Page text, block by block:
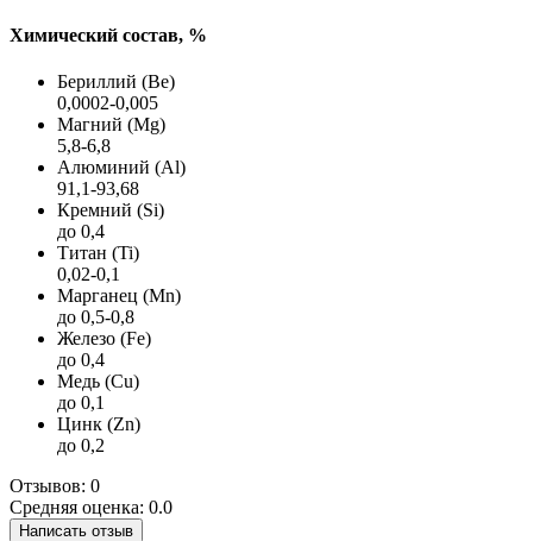
Химический состав, %
Бериллий (Be)
0,0002-0,005
Магний (Mg)
5,8-6,8
Алюминий (Al)
91,1-93,68
Кремний (Si)
до 0,4
Титан (Ti)
0,02-0,1
Марганец (Mn)
до 0,5-0,8
Железо (Fe)
до 0,4
Медь (Cu)
до 0,1
Цинк (Zn)
до 0,2
Отзывов: 0
Средняя оценка: 0.0
Написать отзыв